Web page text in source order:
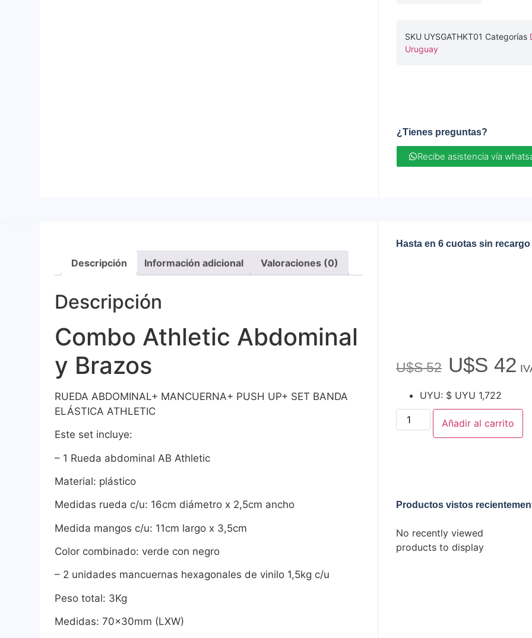
SKU UYSGATHKT01 Categorías
Uruguay
¿Tienes preguntas?
Recibe asistencia vía
Descripción Información adicional Valoraciones (0)
Descripción
Combo Athletic Abdominal
y Brazos
RUEDA ABDOMINAL+ MANCUERNA+ PUSH UP+ SET BANDA
ELÁSTICA ATHLETIC
Este set incluye:
– 1 Rueda abdominal AB Athletic
Material: plástico
Medidas rueda c/u: 16cm diámetro x 2,5cm ancho
Medida mangos c/u: 11cm largo x 3,5cm
Color combinado: verde con negro
– 2 unidades mancuernas hexagonales de vinilo 1,5kg c/u
Peso total: 3Kg
Medidas: 70x30mm (LXW)
Hasta en 6 cuotas sin recargo
U$S52 U$S 42
UYU: $ UYU 1,722
Añadir al carrito
Productos vistos
No recently viewed
products to display